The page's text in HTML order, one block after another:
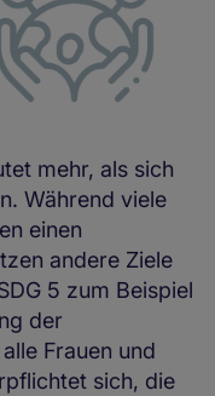
mehr, als sich
Während viele
einen
andere Ziele
5 zum Beispiel
der
Frauen und
sich, die